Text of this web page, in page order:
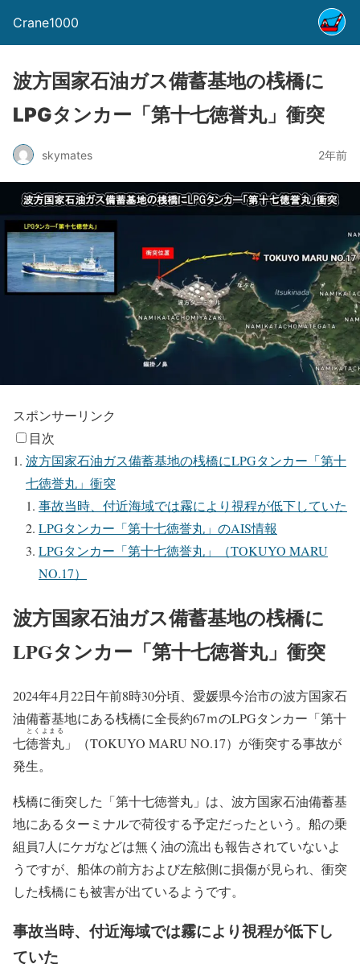
Crane1000
波方国家石油ガス備蓄基地の桟橋に
LPGタンカー「第十七徳誉丸」衝突
skymates 2年前
スポンサーリンク
目次
波方国家石油ガス備蓄基地の桟橋にLPGタンカー「第十
事故当時、付近海域では霧により視程が低下していた
LPGタンカー「第十七徳誉丸」（TOKUYO MARU
波方国家石油ガス備蓄基地の桟橋に
LPGタンカー「第十七徳誉丸」衝突
2024年4月22日午前8時30分頃、愛媛県今治市の波方国家石
油備蓄基地にある桟橋に全長約67ｍのLPGタンカー「第十
七徳誉丸」（TOKUYO MARU NO.17）が衝突する事故が
発生。
地にあるターミナルで荷役する予定だったという。船の乗
組員7人にケガなどは無く油の流出も報告されていないよ